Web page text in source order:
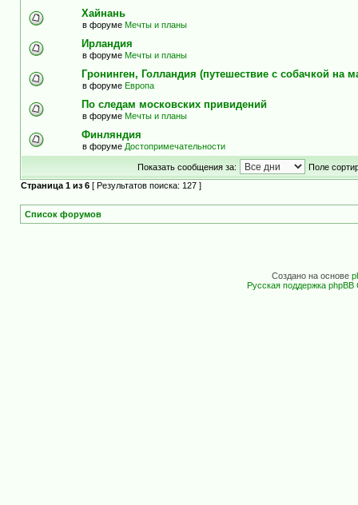
Хайнань
в форуме Мечты и планы
Ирландия
в форуме Мечты и планы
Гронинген, Голландия (путешествие с собачкой на
в форуме Европа
По следам московских привидений
в форуме Мечты и планы
Финляндия
в форуме Достопримечательности
Показать сообщения за:
Поле
Страница 1 из 6 [ Результатов поиска: 127 ]
Список форумов
Создано на основе
Русская поддержка phpBB